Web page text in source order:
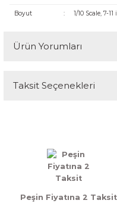
Boyut : 1/10 Scale, 7-11
Ürün Yorumları
Bu ürüne
Taksit Seçenekleri
Peşin Fiyatına 2 Taksit